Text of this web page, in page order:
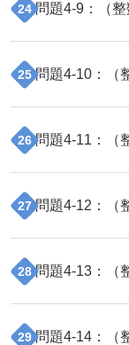
24 問題4-9 ：（整
25 問題4-10 ：（
26 問題4-11 ：（
27 問題4-12 ：（
28 問題4-13 ：（
29 問題4-14 ：（